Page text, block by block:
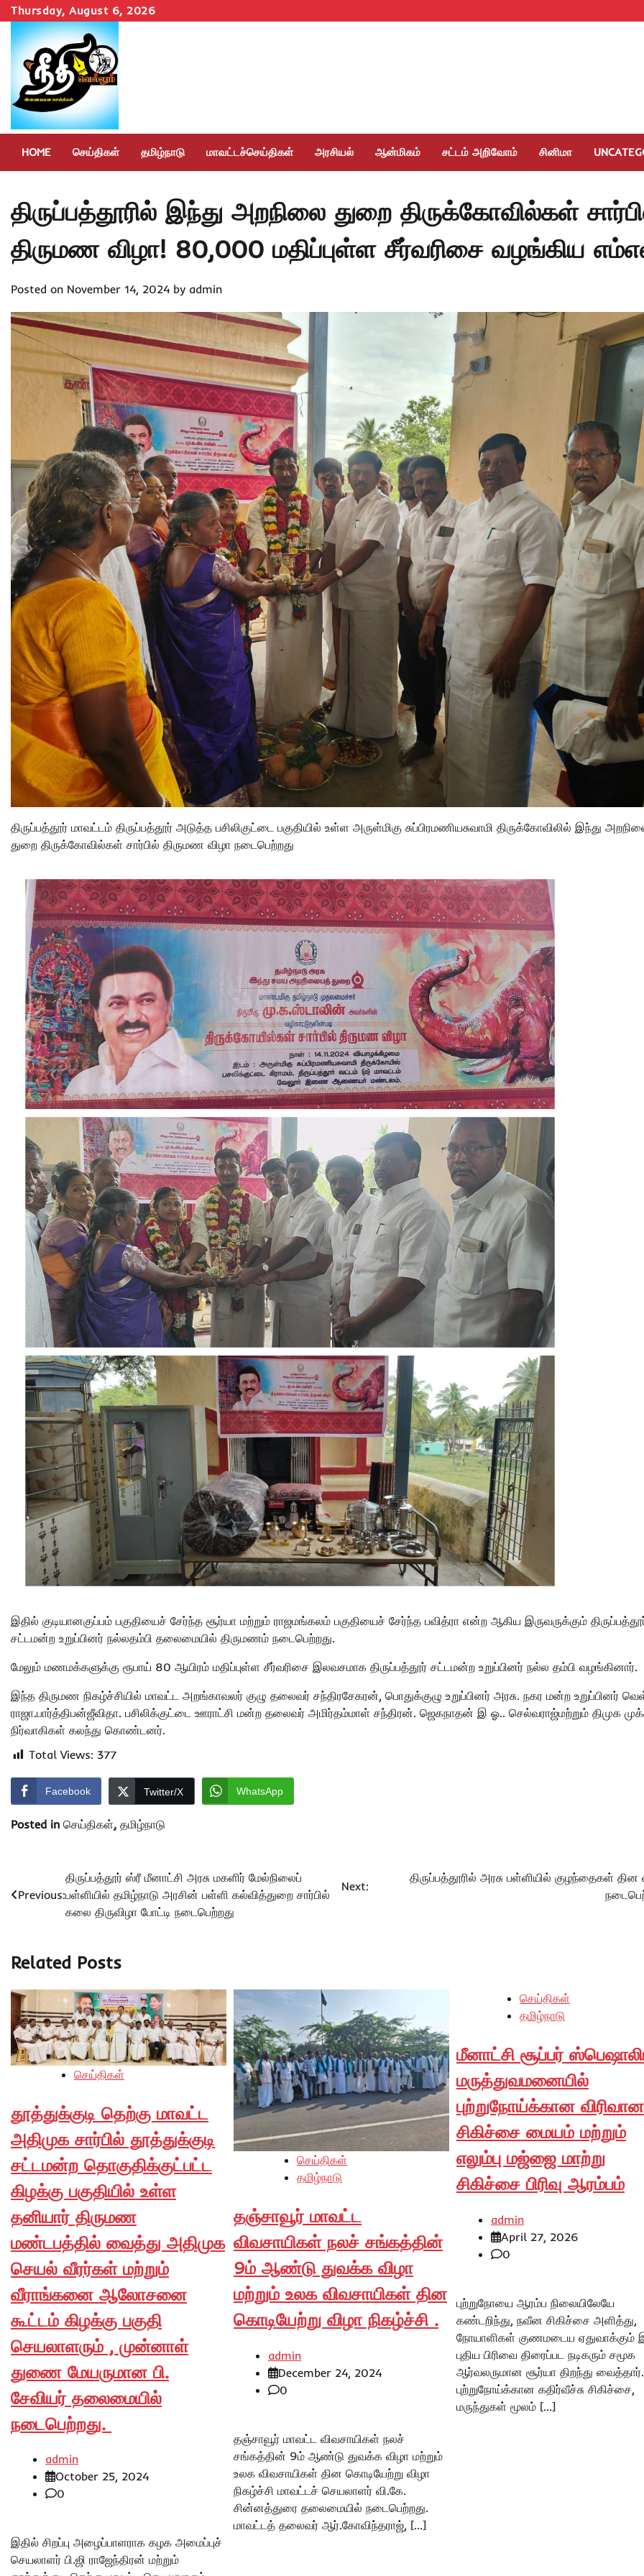
Skip
to
content
Thursday, August 6, 2026
HOME செய்திகள் தமிழ்நாடு மாவட்டச்செய்திகள் அரசியல் ஆன்மிகம் சட்டம் அறிவோம் சினிமா
திருப்பத்தூரில் இந்து அறநிலை துறை திருக்கோவில்கள்
திருமண விழா! 80,000 மதிப்புள்ள சீர்வரிசை வழங்கிய
Posted on November 14, 2024 by admin
திருப்பத்தூர் மாவட்டம் திருப்பத்தூர் அடுத்த பசிலிகுட்டை பகுதியில் உள்ள அருள்மிகு சுப்பிரமணியசுவாமி திருக்கோவிலில் இந்து
துறை திருக்கோவில்கள் சார்பில் திருமண விழா நடைபெற்றது
இதில் குடியானகுப்பம் பகுதியைச் சேர்ந்த சூர்யா மற்றும் ராஜமங்கலம் பகுதியைச் சேர்ந்த பவித்ரா என்ற ஆகிய இருவருக்கும்
சட்டமன்ற உறுப்பினர் நல்லதம்பி தலைமையில் திருமணம் நடைபெற்றது.
மேலும் மணமக்களுக்கு ரூபாய் 80 ஆயிரம் மதிப்புள்ள சீர்வரிசை இலவசமாக திருப்பத்தூர் சட்டமன்ற உறுப்பினர் நல்ல தம்பி வழங்கினார்.
இந்த திருமண நிகழ்ச்சியில் மாவட்ட அறங்காவலர் குழு தலைவர் சந்திரசேகரன், பொதுக்குழு உறுப்பினர் அரசு. நகர மன்ற உறுப்பினர்
ராஜா.பார்த்திபன்ஜீவிதா. பசிலிக்குட்டை ஊராட்சி மன்ற தலைவர் அமிர்தம்மாள் சந்திரன். ஜெகநாதன் இ ஓ.. செல்வராஜ்மற்றும் திமுக
நிர்வாகிகள் கலந்து கொண்டனர்.
Total Views: 377
Facebook Twitter/X WhatsApp
Posted in செய்திகள், தமிழ்நாடு
navigation
Previous:
திருப்பத்தூர் ஸ்ரீ மீனாட்சி அரசு மகளிர் மேல்நிலைப்
பள்ளியில் தமிழ்நாடு அரசின் பள்ளி கல்வித்துறை சார்பில்
கலை திருவிழா போட்டி நடைபெற்றது
Next:
திருப்பத்தூரில் அரசு பள்ளியில் குழந்தைகள் தின
Related Posts
செய்திகள்
தூத்துக்குடி தெற்கு மாவட்ட
அதிமுக சார்பில் தூத்துக்குடி
சட்டமன்ற தொகுதிக்குட்பட்ட
கிழக்கு பகுதியில் உள்ள
தனியார் திருமண
மண்டபத்தில் வைத்து அதிமுக
செயல் வீரர்கள் மற்றும்
வீராங்கனை ஆலோசனை
கூட்டம் கிழக்கு பகுதி
செயலாளரும் , முன்னாள்
துணை மேயருமான பி.
சேவியர் தலைமையில்
நடைபெற்றது.
admin
October 25, 2024
0
இதில் சிறப்பு அழைப்பாளராக கழக அமைப்புச்
செயலாளர் பி.ஜி ராஜேந்திரன் மற்றும்
செய்திகள்
தமிழ்நாடு
தஞ்சாவூர் மாவட்ட
விவசாயிகள் நலச் சங்கத்தின்
9ம் ஆண்டு துவக்க விழா
மற்றும் உலக விவசாயிகள் தின
கொடியேற்று விழா நிகழ்ச்சி .
admin
December 24, 2024
0
தஞ்சாவூர் மாவட்ட விவசாயிகள் நலச்
சங்கத்தின் 9ம் ஆண்டு துவக்க விழா மற்றும்
உலக விவசாயிகள் தின கொடியேற்று விழா
நிகழ்ச்சி மாவட்டச் செயலாளர் வி.கே.
சின்னத்துரை தலைமையில் நடைபெற்றது.
மாவட்டத் தலைவர் ஆர்.கோவிந்தராஜ், […]
செய்திகள்
தமிழ்நாடு
மீனாட்சி சூப்பர்
மருத்துவமனையில்
புற்றுநோய்க்கான விரிவான
சிகிச்சை மையம் மற்றும்
எலும்பு மஜ்ஜை மாற்று
சிகிச்சை பிரிவு ஆரம்பம்
admin
April 27, 2026
0
புற்றுநோயை ஆரம்ப நிலையிலேயே
கண்டறிந்து, நவீன சிகிச்சை அளித்து,
நோயாளிகள் குணமடைய ஏதுவாக்கும்
புதிய பிரிவை திரைப்பட நடிகரும் சமூக
ஆர்வலருமான சூர்யா திறந்து வைத்தார்.
புற்றுநோய்க்கான கதிர்வீச்சு சிகிச்சை,
மருந்துகள் மூலம் […]